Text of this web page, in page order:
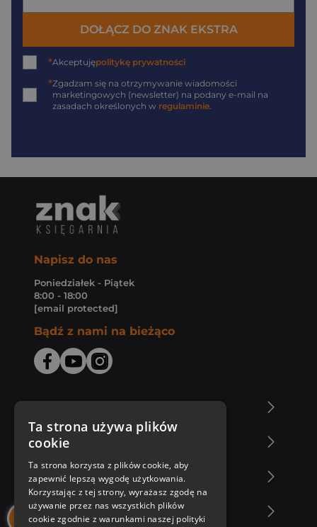
DOŁĄCZ DO ZNAK EKSTRA
*Akceptujępolitykę prywatności
*Zgadzam się na otrzymywanie wiadomości
marketingowych (newsletter) na podany e-mail na
zasadach określonych w regulaminie
Napisz do nas
Poniedziałek - Piątek
8:00 - 18:00
[email protected]
Bądź z nami na bieżąco
Zakupy u nas
Nasza oferta
Nasi autorzy
Ta strona używa plików
cookie
Ta strona korzysta z plików cookie, aby
zapewnić lepszą wygodę użytkowania.
Korzystając z tej strony, wyrażasz zgodę na
używanie przez nas wszystkich plików
cookie zgodnie z warunkami naszej polityki